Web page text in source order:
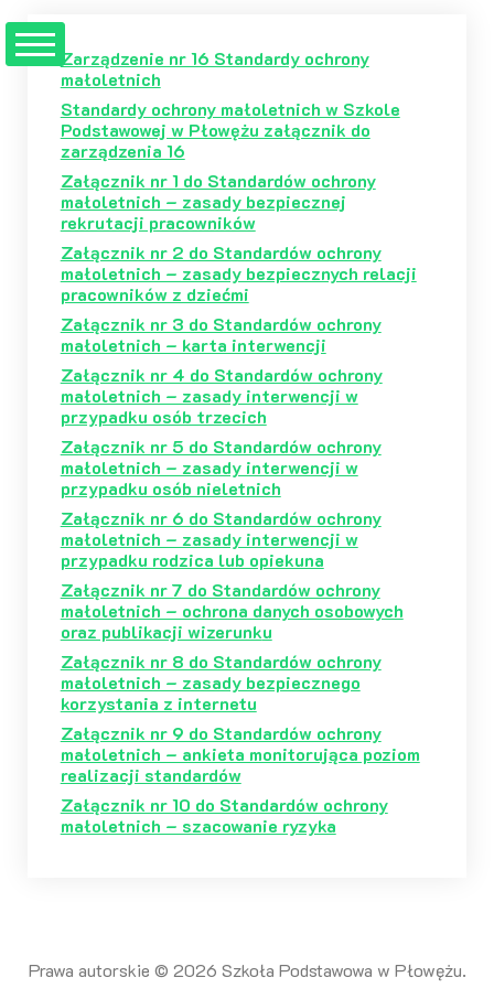
do
Zarządzenie nr 16 Standardy ochrony
małoletnich
Standardy ochrony małoletnich w Szkole
Podstawowej w Płowężu załącznik do
zarządzenia 16
Załącznik nr 1 do Standardów ochrony
małoletnich – zasady bezpiecznej
rekrutacji pracowników
Załącznik nr 2 do Standardów ochrony
małoletnich – zasady bezpiecznych relacji
pracowników z dziećmi
Załącznik nr 3 do Standardów ochrony
małoletnich – karta interwencji
Załącznik nr 4 do Standardów ochrony
małoletnich – zasady interwencji w
przypadku osób trzecich
Załącznik nr 5 do Standardów ochrony
małoletnich – zasady interwencji w
przypadku osób nieletnich
Załącznik nr 6 do Standardów ochrony
małoletnich – zasady interwencji w
przypadku rodzica lub opiekuna
Załącznik nr 7 do Standardów ochrony
małoletnich – ochrona danych osobowych
oraz publikacji wizerunku
Załącznik nr 8 do Standardów ochrony
małoletnich – zasady bezpiecznego
korzystania z internetu
Załącznik nr 9 do Standardów ochrony
małoletnich – ankieta monitorująca poziom
realizacji standardów
Załącznik nr 10 do Standardów ochrony
małoletnich – szacowanie ryzyka
Prawa autorskie © 2026 Szkoła Podstawowa w Płowężu.